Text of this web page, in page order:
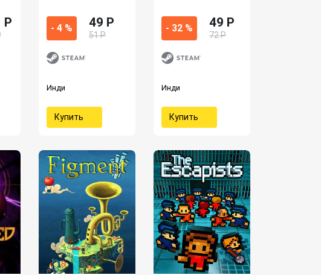
P - 4 % 49 P
51 Р
Инди
Купить
- 32 % 49 P
72 Р
Инди
Купить